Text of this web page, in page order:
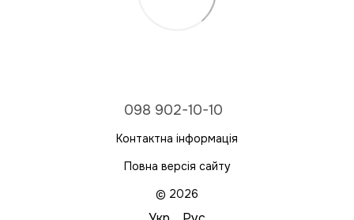
098 902-10-10
Контактна інформація
Повна версія сайту
© 2026